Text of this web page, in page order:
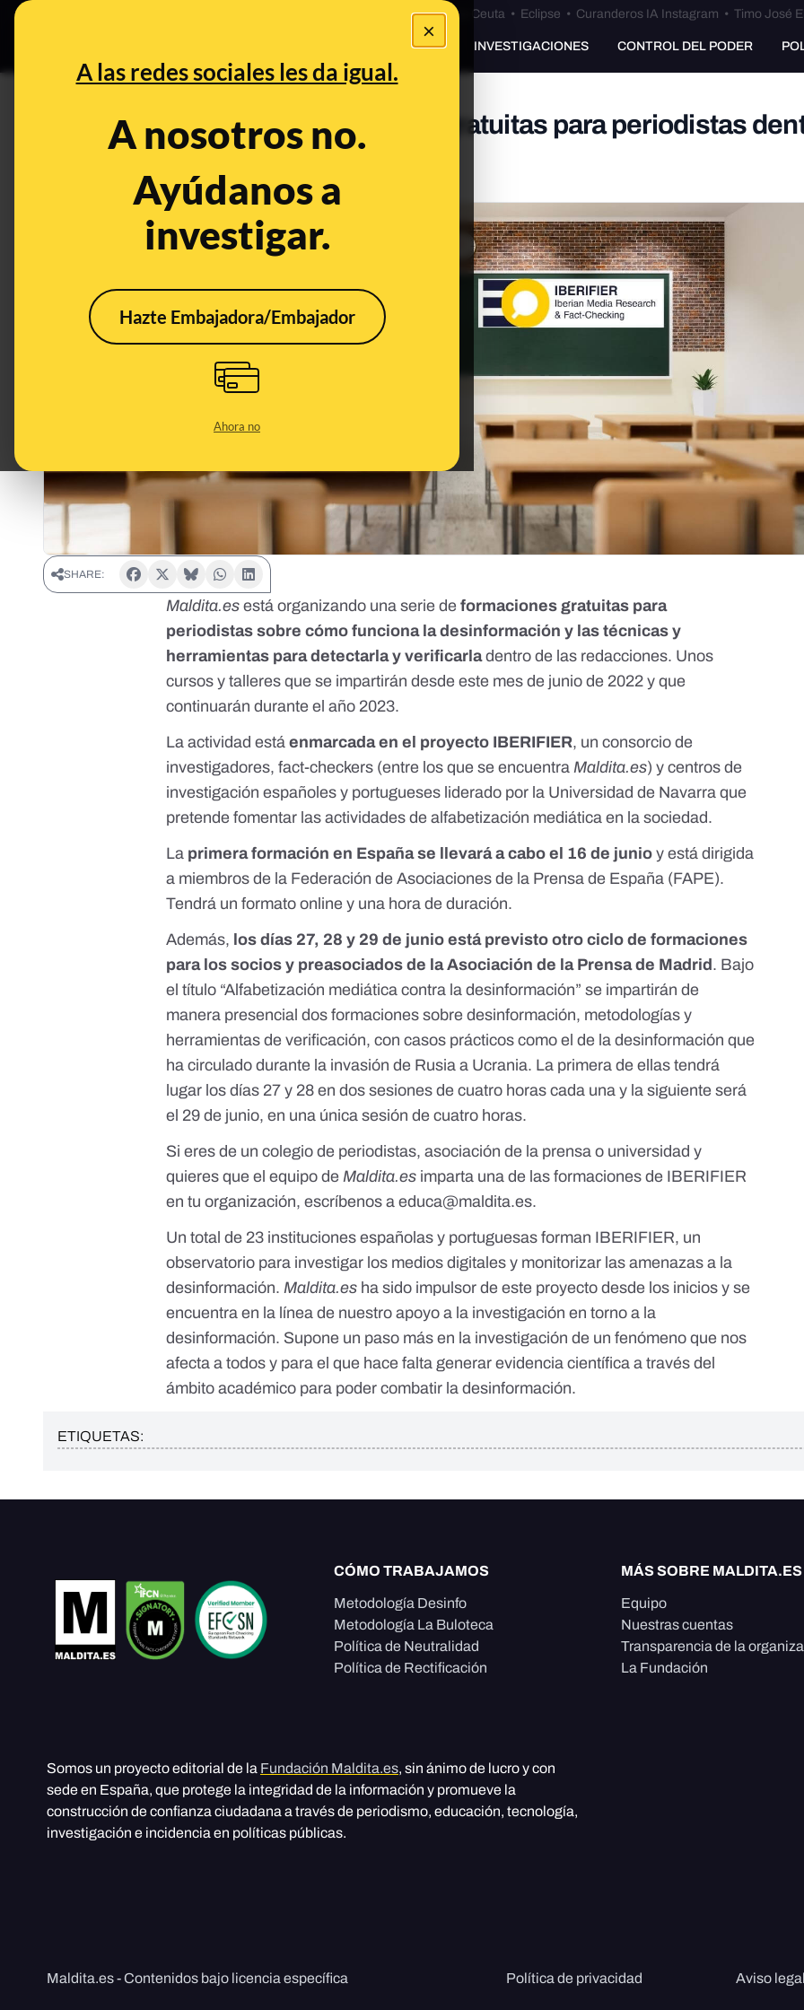
×
A las redes sociales les da igual.
A nosotros no.
Ayúdanos a
investigar.
Hazte Embajadora/Embajador
Ahora no
Especial Ceuta•Bulos Ceuta • Eclipse • Curanderos IA Instagram • Timo José
PREBUNKING INVESTIGACIONES CONTROL DEL PODER
Maldita.es organiza formaciones gratuitas para periodistas
proyecto IBERIFIER
Jun 15, 2022, 12:00:16 PM
SHARE:
Maldita.es está organizando una serie deformaciones gratuitas para
periodistas sobre cómo funciona la desinformación y las técnicas y
herramientas para detectarla y verificarladentro de las redacciones. Unos
cursos y talleres que se impartirán desde este mes de junio de 2022 y que
continuarán durante el año 2023.
La actividad estáenmarcada en el proyecto IBERIFIER, un consorcio de
investigadores, fact-checkers (entre los que se encuentraMaldita.es) y centros de
investigación españoles y portugueses liderado por la Universidad de Navarra que
pretende fomentar las actividades de alfabetización mediática en la sociedad.
La primera formación en España se llevará a cabo el 16 de junio y está dirigida
a miembros de la Federación de Asociaciones de la Prensa de España (FAPE).
Tendrá un formato online y una hora de duración.
Además, los días 27, 28 y 29 de junio está previsto otro ciclo de formaciones
para los socios y preasociados de la Asociación de la Prensa de Madrid . Bajo
el título “Alfabetización mediática contra la desinformación” se impartirán de
manera presencial dos formaciones sobre desinformación, metodologías y
herramientas de verificación, con casos prácticos como el de la desinformación que
ha circulado durante la invasión de Rusia a Ucrania. La primera de ellas tendrá
lugar los días 27 y 28 en dos sesiones de cuatro horas cada una y la siguiente será
el 29 de junio, en una única sesión de cuatro horas.
Si eres de un colegio de periodistas, asociación de la prensa o universidad y
quieres que el equipo deMaldita.es imparta una de las formaciones de IBERIFIER
en tu organización, escríbenos aeduca@maldita.es.
Un total de 23 instituciones españolas y portuguesas forman IBERIFIER, un
observatorio para investigar los medios digitales y monitorizar las amenazas a la
desinformación.Maldita.es ha sido impulsor de este proyecto desde los inicios y se
encuentra en la línea de nuestro apoyo a la investigación en torno a la
desinformación. Supone un paso más en la investigación de un fenómeno que nos
afecta a todos y para el que hace falta generar evidencia científica a través del
ámbito académico para poder combatir la desinformación.
ETIQUETAS:
CÓMO TRABAJAMOS
Metodología Desinfo
Metodología La Buloteca
Política de Neutralidad
Política de Rectificación
MÁS SOBRE MALDITA.ES
Equipo
Nuestras cuentas
Transparencia de la
La Fundación
Somos un proyecto editorial de la Fundación Maldita.es, sin ánimo de lucro y con
sede en España, que protege la integridad de la información y promueve la
construcción de confianza ciudadana a través de periodismo, educación, tecnología,
investigación e incidencia en políticas públicas.
Maldita.es - Contenidos bajo licencia específica Política de privacidad Aviso legal